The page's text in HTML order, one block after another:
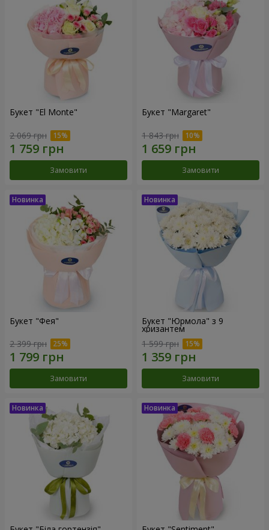
Букет "El Monte"
2 069 грн
Замовити
Букет "Margaret"
1 843 грн
Замовити
Букет "Фея"
2 399 грн
Замовити
Букет "Юрмола" з 9
хризантем
1 599 грн
Замовити